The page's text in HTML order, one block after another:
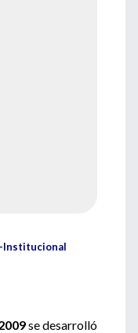
Institucional
se desarrolló